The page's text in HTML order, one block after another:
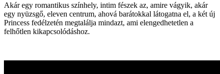
Akár egy romantikus színhely, intim fészek az, amire vágyik, akár
egy nyüzsgő, eleven centrum, ahová barátokkal látogatna el, a két új
Princess fedélzetén megtalálja mindazt, ami elengedhetetlen a
felhőtlen kikapcsolódáshoz.